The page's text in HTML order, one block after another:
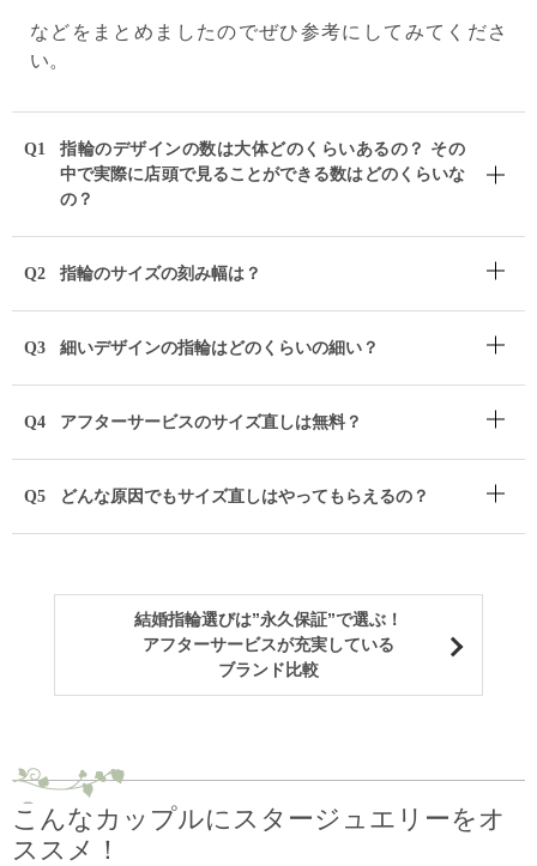
などをまとめましたのでぜひ参考にしてみてくださ
い。
Q1 指輪のデザインの数は大体どのくらいあるの？ その
中で実際に店頭で見ることができる数はどのくらいな
の？
Q2 指輪のサイズの刻み幅は？
Q3 細いデザインの指輪はどのくらいの細い？
Q4 アフターサービスのサイズ直しは無料？
Q5 どんな原因でもサイズ直しはやってもらえるの？
結婚指輪選びは”永久保証”で選ぶ！
アフターサービスが充実している
ブランド比較
こんなカップルにスタージュエリーをオ
ススメ！